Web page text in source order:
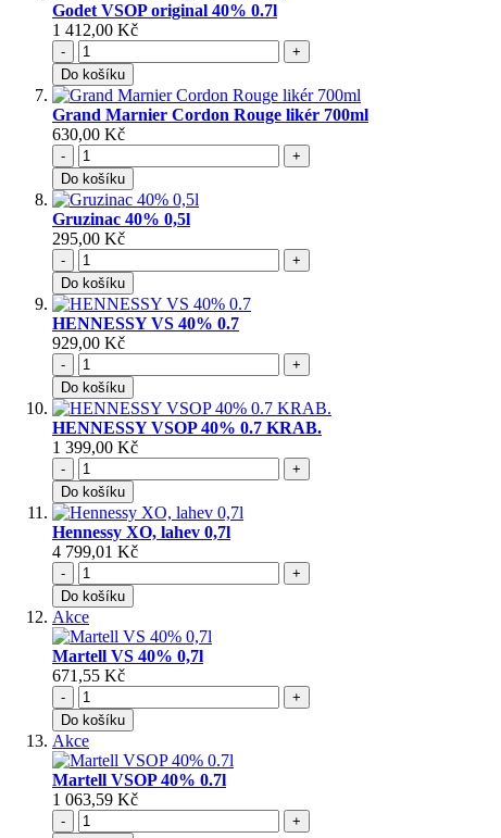
Godet VSOP original 40% 0.7l
1 412,00 Kč
-
+
Do košíku
Grand Marnier Cordon Rouge likér 700ml
630,00 Kč
-
+
Do košíku
Gruzinac 40% 0,5l
295,00 Kč
-
+
Do košíku
HENNESSY VS 40% 0.7
929,00 Kč
-
+
Do košíku
HENNESSY VSOP 40% 0.7 KRAB.
1 399,00 Kč
-
+
Do košíku
Hennessy XO, lahev 0,7l
4 799,01 Kč
-
+
Do košíku
Akce
Martell VS 40% 0,7l
671,55 Kč
-
+
Do košíku
Akce
Martell VSOP 40% 0.7l
1 063,59 Kč
-
+